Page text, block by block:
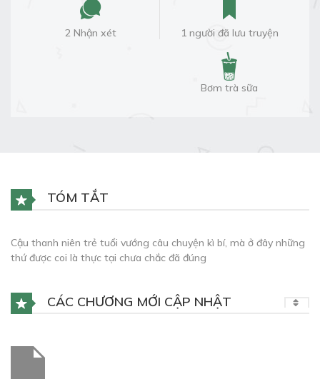
2 Nhận xét 1 người đã lưu truyện
Bơm trà sữa
TÓM TẮT
Cậu thanh niên trẻ tuổi vướng câu chuyện kì bí, mà ở đây những
thứ được coi là thực tại chưa chắc đã đúng
CÁC CHƯƠNG MỚI CẬP NHẬT